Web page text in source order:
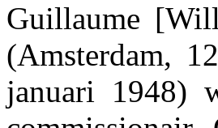
Guillaume
(Amsterdam,
januari 1948)